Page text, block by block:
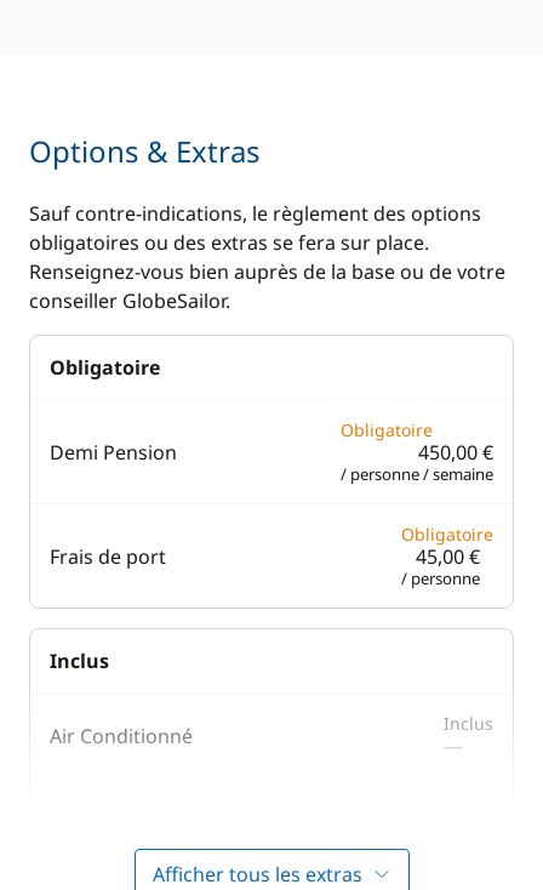
Options & Extras
Sauf contre-indications, le règlement des options
obligatoires ou des extras se fera sur place.
Renseignez-vous bien auprès de la base ou de votre
conseiller GlobeSailor.
Obligatoire
Demi Pension
Obligatoire
450,00 €
/ personne / semaine
Frais de port
Obligatoire
45,00 €
/ personne
Inclus
Air Conditionné Inclus
—
Afficher tous les extras